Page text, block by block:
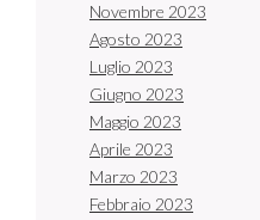
Novembre 2023
Agosto 2023
Luglio 2023
Giugno 2023
Maggio 2023
Aprile 2023
Marzo 2023
Febbraio 2023